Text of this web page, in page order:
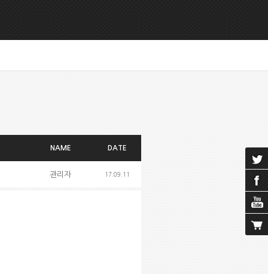
NAME DATE
관리자 17.09.11